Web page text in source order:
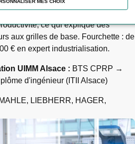
de cycle, ergonomie des postes. Il
ce qui explique des
aux grilles de base. Fourchette : de
€ en expert industrialisation.
UIMM Alsace : BTS CPRP →
d'ingénieur (ITII Alsace)
MAHLE, LIEBHERR, HAGER,
MES CHOIX